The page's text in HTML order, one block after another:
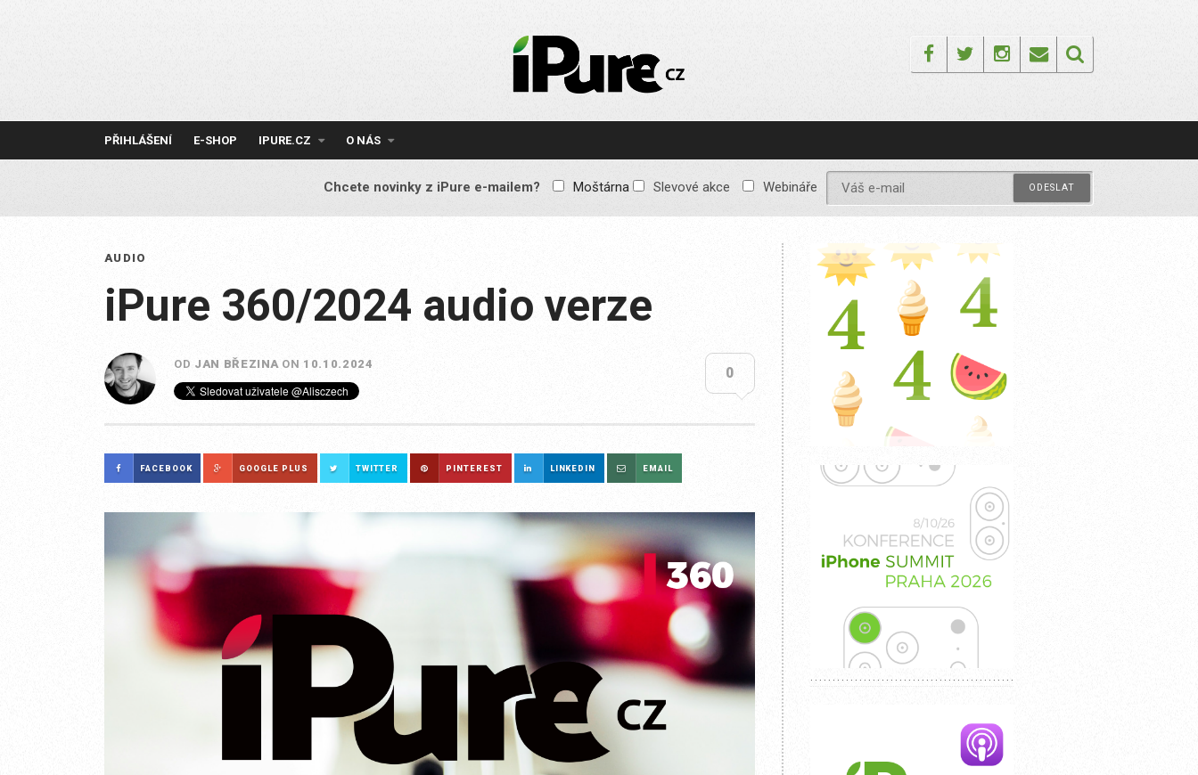
IPURE.CZ
Prémiový Apple e-
reklamy, žádné
obsah pro všechny
FacebookTwitterInstagram
Email
PŘIHLÁŠENÍ E-SHOP IPURE.CZ O NÁS
Chcete novinky z iPure e-mailem? Moštárna Slevové akce Webináře
AUDIO
iPure 360/2024 audio verze
OD JAN BŘEZINA ON 10.10.2024
0
FACEBOOK GOOGLE PLUS TWITTER PINTEREST LINKEDIN EMAIL